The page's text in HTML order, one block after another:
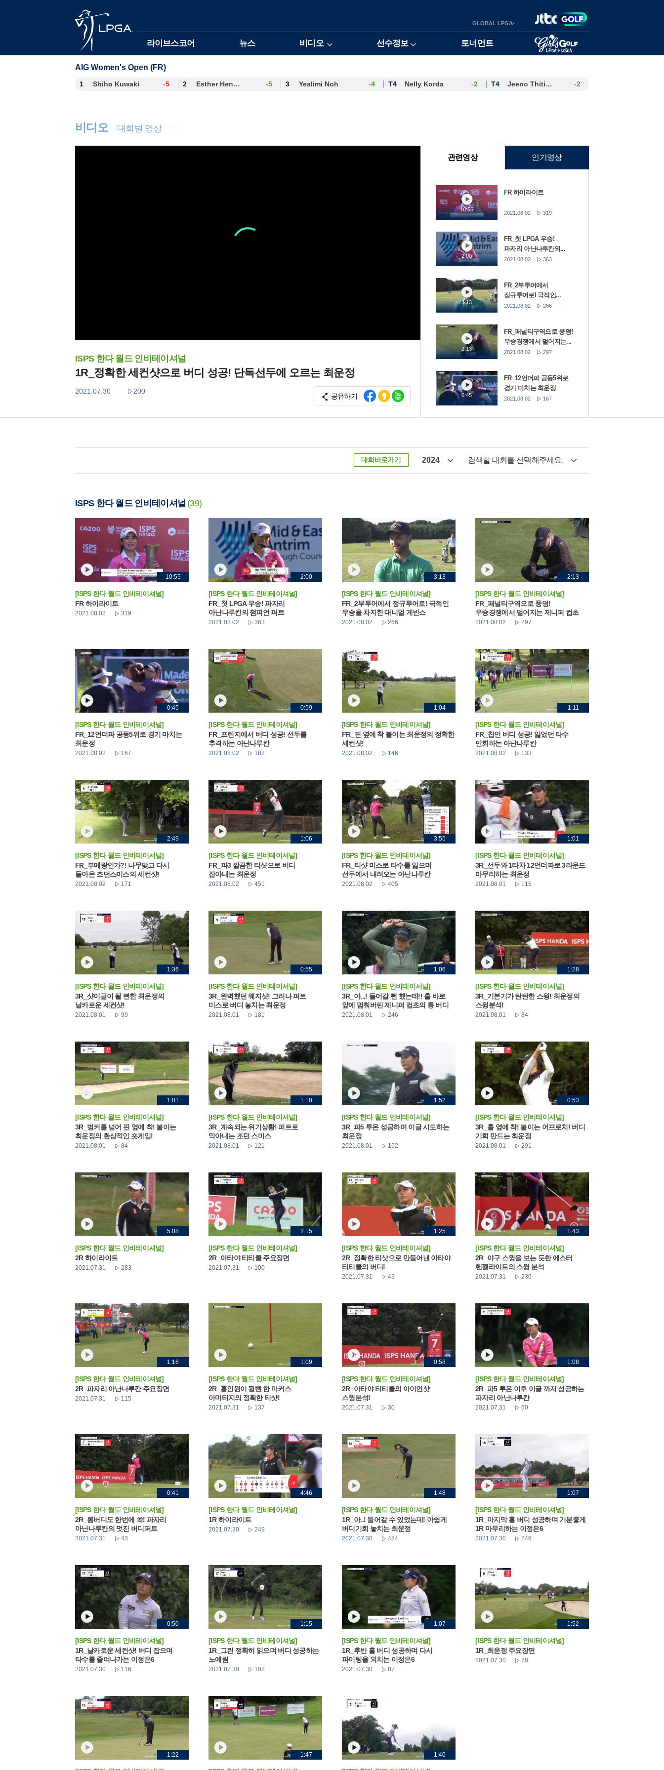
GLOBAL LPGA
라이브스코어 뉴스 비디오 선수정보 토너먼트
AIG Women's Open (FR)
1 Shiho Kuwaki -5 2 Esther Henseleit -5 3 Yealimi Noh -4 T4 Nelly Korda -2 T4 Jeeno Thitikul -2
비디오 대회별 영상
ISPS 한다 월드 인비테이셔널
1R_정확한 세컨샷으로 버디 성공! 단독선두에 오르는 최운정
2021.07.30 200
공유하기
관련영상 인기영상
10:55
FR 하이라이트
2021.08.02 319
2:00
FR_첫 LPGA 우승!
파자리 아난나루칸의...
2021.08.02 363
3:13
FR_2부투어에서
정규투어로! 극적인...
2021.08.02 266
2:13
FR_패널티구역으로 풍덩!
우승경쟁에서 멀어지는...
2021.08.02 297
0:45
FR_12언더파 공동5위로
경기 마치는 최운정
2021.08.02 167
대회바로가기 2024 검색할 대회를 선택해주세요.
ISPS 한다 월드 인비테이셔널 (39)
10:55
[ISPS 한다 월드 인비테이셔널]
FR 하이라이트
2021.08.02 319
2:00
[ISPS 한다 월드 인비테이셔널]
FR_첫 LPGA 우승! 파자리
아난나루칸의 챔피언 퍼트
2021.08.02 363
3:13
[ISPS 한다 월드 인비테이셔널]
FR_2부투어에서 정규투어로! 극적인
우승을 차지한 대니얼 게빈스
2021.08.02 266
2:13
[ISPS 한다 월드 인비테이셔널]
FR_패널티구역으로 풍덩!
우승경쟁에서 멀어지는 제니퍼 컵초
2021.08.02 297
0:45
[ISPS 한다 월드 인비테이셔널]
FR_12언더파 공동5위로 경기 마치는
최운정
2021.08.02 167
0:59
[ISPS 한다 월드 인비테이셔널]
FR_프린지에서 버디 성공! 선두를
추격하는 아난나루칸
2021.08.02 182
1:04
[ISPS 한다 월드 인비테이셔널]
FR_핀 옆에 착 붙이는 최운정의 정확한
세컨샷!
2021.08.02 146
1:11
[ISPS 한다 월드 인비테이셔널]
FR_칩인 버디 성공! 잃었던 타수
만회하는 아난나루칸
2021.08.02 133
2:49
[ISPS 한다 월드 인비테이셔널]
FR_부메랑인가?! 나무맞고 다시
돌아온 조던스미스의 세컨샷!
2021.08.02 171
1:06
[ISPS 한다 월드 인비테이셔널]
FR_파3 깔끔한 티샷으로 버디
잡아내는 최운정
2021.08.02 451
3:55
[ISPS 한다 월드 인비테이셔널]
FR_티샷 미스로 타수를 잃으며
선두에서 내려오는 아난나루칸
2021.08.02 405
1:01
[ISPS 한다 월드 인비테이셔널]
3R_선두와 1타차 12언더파로 3라운드
마무리하는 최운정
2021.08.01 115
1:36
[ISPS 한다 월드 인비테이셔널]
3R_샷이글이 될 뻔한 최운정의
날카로운 세컨샷!
2021.08.01 99
0:55
[ISPS 한다 월드 인비테이셔널]
3R_완벽했던 웨지샷! 그러나 퍼트
미스로 버디 놓치는 최운정
2021.08.01 181
1:06
[ISPS 한다 월드 인비테이셔널]
3R_아...! 들어갈 뻔 했는데!! 홀 바로
앞에 멈춰버린 제니퍼 컵초의 롱 버디
2021.08.01 246
1:28
[ISPS 한다 월드 인비테이셔널]
3R_기본기가 탄탄한 스윙! 최운정의
스윙분석!
2021.08.01 84
1:01
[ISPS 한다 월드 인비테이셔널]
3R_벙커를 넘어 핀 옆에 착! 붙이는
최운정의 환상적인 숏게임!
2021.08.01 84
1:10
[ISPS 한다 월드 인비테이셔널]
3R_계속되는 위기상황! 퍼트로
막아내는 조던 스미스
2021.08.01 121
1:52
[ISPS 한다 월드 인비테이셔널]
3R_파5 투온 성공하며 이글 시도하는
최운정
2021.08.01 162
0:53
[ISPS 한다 월드 인비테이셔널]
3R_홀 옆에 착! 붙이는 어프로치! 버디
기회 만드는 최운정
2021.08.01 291
5:08
[ISPS 한다 월드 인비테이셔널]
2R 하이라이트
2021.07.31 283
2:15
[ISPS 한다 월드 인비테이셔널]
2R_아타야 티티쿨 주요장면
2021.07.31 100
1:25
[ISPS 한다 월드 인비테이셔널]
2R_정확한 티샷으로 만들어낸 아타야
티티쿨의 버디!
2021.07.31 43
1:43
[ISPS 한다 월드 인비테이셔널]
2R_야구 스윙을 보는 듯한 에스터
헨젤라이트의 스윙 분석
2021.07.31 230
1:16
[ISPS 한다 월드 인비테이셔널]
2R_파자리 아난나루칸 주요장면
2021.07.31 115
1:09
[ISPS 한다 월드 인비테이셔널]
2R_홀인원이 될뻔 한 마커스
아미티지의 정확한 티샷!
2021.07.31 137
0:58
[ISPS 한다 월드 인비테이셔널]
2R_아타야 티티쿨의 아이언샷
스윙분석!
2021.07.31 30
1:08
[ISPS 한다 월드 인비테이셔널]
2R_파5 투온 이후 이글 까지 성공하는
파자리 아난나루칸
2021.07.31 60
0:41
[ISPS 한다 월드 인비테이셔널]
2R_롱버디도 한번에 쏙! 파자리
아난나루칸의 멋진 버디퍼트
2021.07.31 43
4:46
[ISPS 한다 월드 인비테이셔널]
1R 하이라이트
2021.07.30 249
1:48
[ISPS 한다 월드 인비테이셔널]
1R_아..! 들어갈 수 있었는데! 아쉽게
버디기회 놓치는 최운정
2021.07.30 484
1:07
[ISPS 한다 월드 인비테이셔널]
1R_마지막 홀 버디 성공하며 기분좋게
1R 마무리하는 이정은6
2021.07.30 246
0:50
[ISPS 한다 월드 인비테이셔널]
1R_날카로운 세컨샷! 버디 잡으며
타수를 줄여나가는 이정은6
2021.07.30 116
1:15
[ISPS 한다 월드 인비테이셔널]
1R_그린 정확히 읽으며 버디 성공하는
노예림
2021.07.30 108
1:07
[ISPS 한다 월드 인비테이셔널]
1R_후반 홀 버디 성공하며 다시
파이팅을 외치는 이정은6
2021.07.30 87
1:52
[ISPS 한다 월드 인비테이셔널]
1R_최운정 주요장면
2021.07.30 78
1:22 1:47 1:40